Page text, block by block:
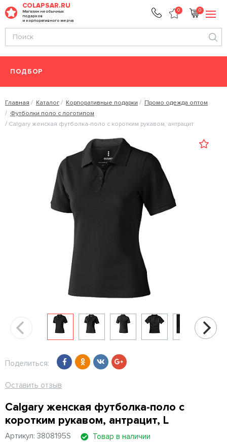
COLAPSAR.RU
Магазин необычных
подарков
и корпоративного мерча
0 0
ПОДБОР
Главная Каталог Корпоративные подарки
Промо одежда оптом
Футболки поло с логотипом
Calgary женская футболка-поло с коротким рукавом, антрацит
Поделиться:
Оставить отзыв
Calgary женская футболка-поло с
коротким рукавом, антрацит, L
Артикул: 3808195S Товар в наличии